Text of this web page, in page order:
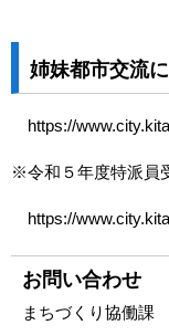
姉妹都市交流
https://
※令和５年度特派員
https://
お問い合わせ
まちづくり協働課